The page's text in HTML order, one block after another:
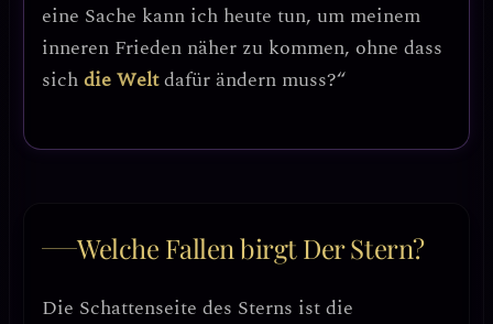
eine Sache kann ich heute tun, um meinem
inneren Frieden näher zu kommen, ohne dass
sichdie Weltdafür ändern muss?“
Welche Fallen birgt Der Stern?
Die Schattenseite des Sterns ist die